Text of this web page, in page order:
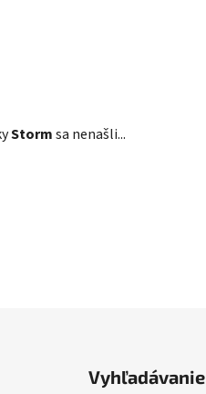
Stormsa nenašli...
Vyhľadávanie